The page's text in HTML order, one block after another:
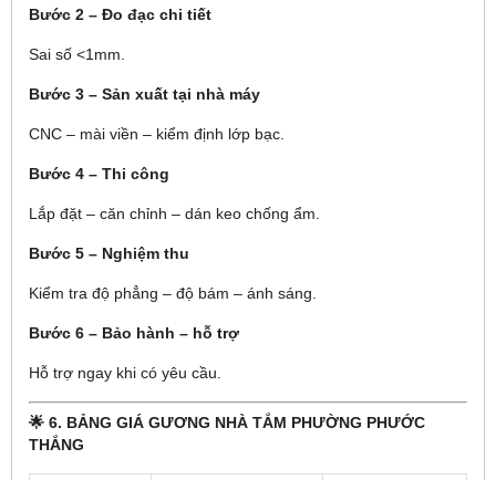
Bước 2 – Đo đạc chi tiết
Sai số <1mm.
Bước 3 – Sản xuất tại nhà máy
CNC – mài viền – kiểm định lớp bạc.
Bước 4 – Thi công
Lắp đặt – căn chỉnh – dán keo chống ẩm.
Bước 5 – Nghiệm thu
Kiểm tra độ phẳng – độ bám – ánh sáng.
Bước 6 – Bảo hành – hỗ trợ
Hỗ trợ ngay khi có yêu cầu.
🌟 6. BẢNG GIÁ GƯƠNG NHÀ TẮM PHƯỜNG PHƯỚC
THẮNG